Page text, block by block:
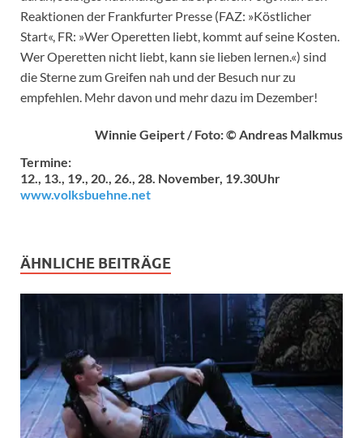
Reaktionen der Frankfurter Presse (FAZ: »Köstlicher
Start«, FR: »Wer Operetten liebt, kommt auf seine Kosten.
Wer Operetten nicht liebt, kann sie lieben lernen.«) sind
die Sterne zum Greifen nah und der Besuch nur zu
empfehlen. Mehr davon und mehr dazu im Dezember!
Winnie Geipert / Foto: © Andreas Malkmus
Termine:
12., 13., 19., 20., 26., 28. November, 19.30Uhr
www.volksbuehne.net
ÄHNLICHE BEITRÄGE